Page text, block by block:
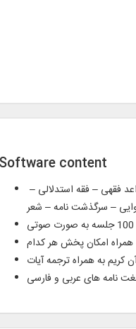
Software content
– سرگذشت نامه – شعر
امکان پخش هر کدام
کریم به همراه ترجمه آیات
لغت نامه‌ های عربی و فارسی